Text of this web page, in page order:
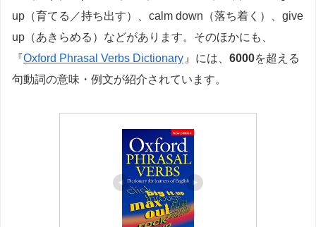
up（育てる／持ち出す）、calm down（落ち着く）、give
up（あきらめる）などがあります。そのほかにも、
『Oxford Phrasal Verbs Dictionary 』には、 6000を超える
句動詞の意味・例文が紹介されています。